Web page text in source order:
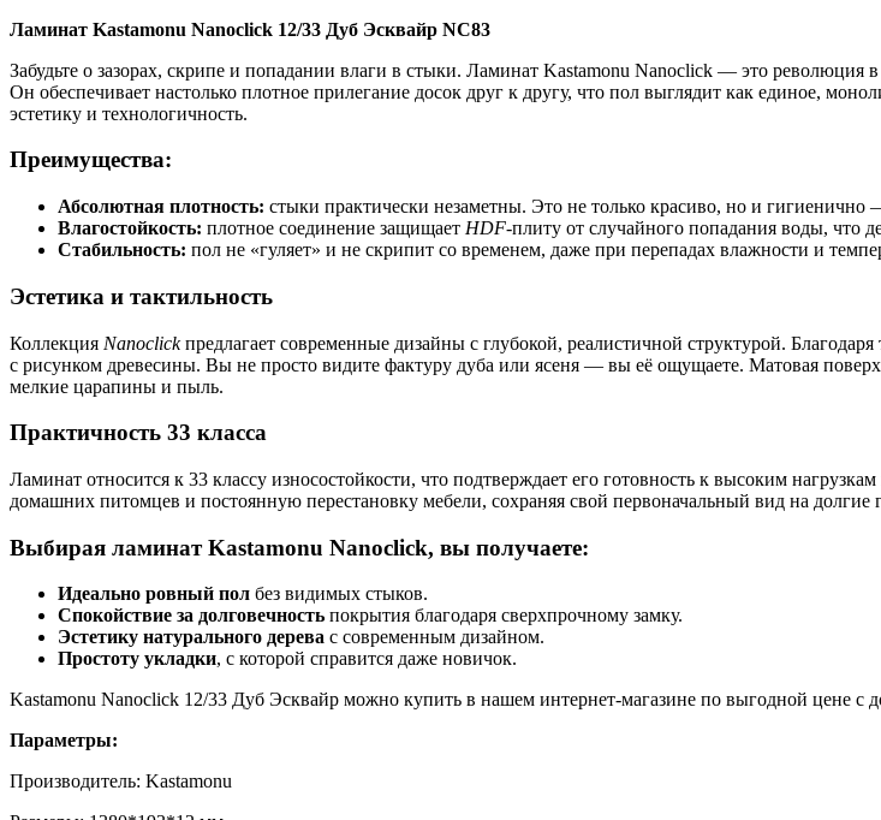
Ламинат Kastamonu Nanoclick 12/33 Дуб Эсквайр NC83
Забудьте о зазорах, скрипе и попадании влаги в стыки. Ламинат Kastamonu Nanoclick — это
Он обеспечивает настолько плотное прилегание досок друг к другу, что пол выглядит как единое,
эстетику и технологичность.
Преимущества:
Абсолютная плотность: стыки практически незаметны. Это не только красиво, но и гигиенично
Влагостойкость: плотное соединение защищает HDF-плиту от случайного попадания воды, что
Стабильность: пол не «гуляет» и не скрипит со временем, даже при перепадах влажности и
Эстетика и тактильность
Коллекция Nanoclick предлагает современные дизайны с глубокой, реалистичной структурой. Благодаря
с рисунком древесины. Вы не просто видите фактуру дуба или ясеня — вы её ощущаете. Матовая
мелкие царапины и пыль.
Практичность 33 класса
Ламинат относится к 33 классу износостойкости, что подтверждает его готовность к высоким
домашних питомцев и постоянную перестановку мебели, сохраняя свой первоначальный вид на долгие
Выбирая ламинат Kastamonu Nanoclick, вы получаете:
Идеально ровный пол без видимых стыков.
Спокойствие за долговечность покрытия благодаря сверхпрочному замку.
Эстетику натурального дерева с современным дизайном.
Простоту укладки, с которой справится даже новичок.
Kastamonu Nanoclick 12/33 Дуб Эсквайр можно купить в нашем интернет-магазине по выгодной цене с
Параметры:
Производитель: Kastamonu